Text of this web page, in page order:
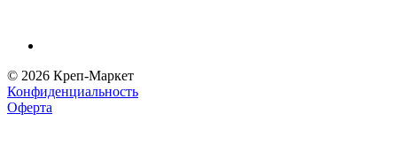
© 2026 Креп-Маркет
Конфиденциальность
Оферта